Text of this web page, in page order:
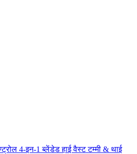
4-इन-1 ब्लेंडेड हाई वैस्ट टम्मी & थाई